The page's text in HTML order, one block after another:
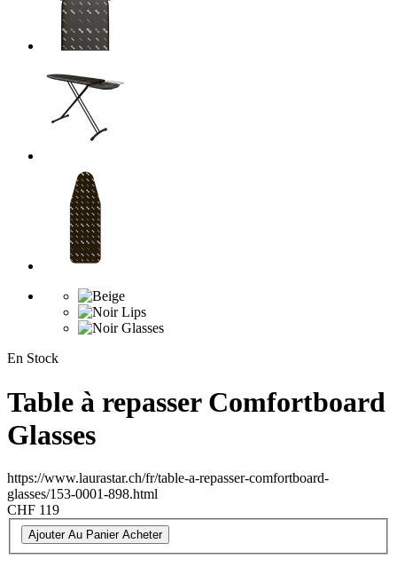
En Stock
Table à repasser Comfortboard
Glasses
https://www.laurastar.ch/fr/table-a-repasser-comfortboard-
glasses/153-0001-898.html
CHF 119
Ajouter Au Panier Acheter